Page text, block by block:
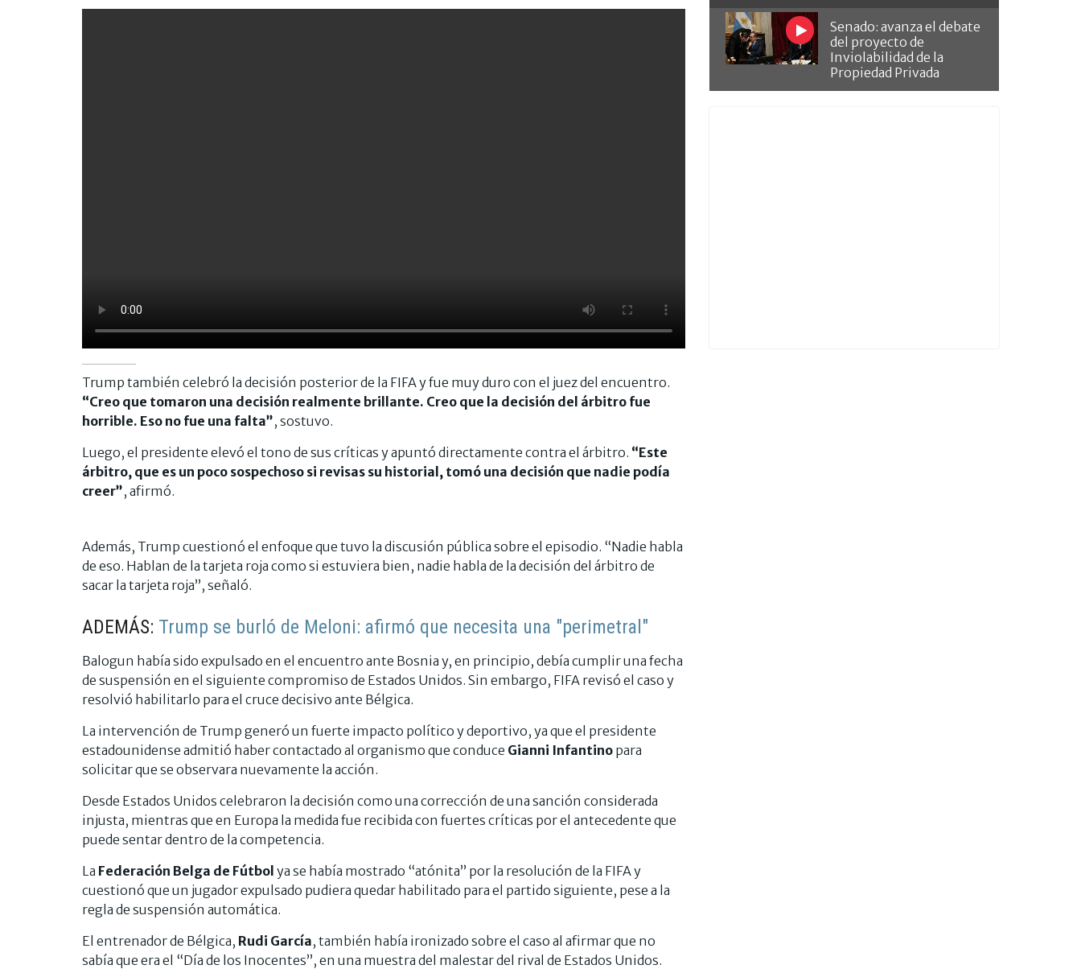
Trump también celebró la decisión posterior de la FIFA y fue muy duro con el juez del encuentro.
“Creo que tomaron una decisión realmente brillante. Creo que la decisión del árbitro fue
horrible. Eso no fue una falta”, sostuvo.
Luego, el presidente elevó el tono de sus críticas y apuntó directamente contra el árbitro. “Este
árbitro, que es un poco sospechoso si revisas su historial, tomó una decisión que nadie podía
creer”, afirmó.
Además, Trump cuestionó el enfoque que tuvo la discusión pública sobre el episodio. “Nadie habla
de eso. Hablan de la tarjeta roja como si estuviera bien, nadie habla de la decisión del árbitro de
sacar la tarjeta roja”, señaló.
ADEMÁS: Trump se burló de Meloni: afirmó que necesita una "perimetral"
Balogun había sido expulsado en el encuentro ante Bosnia y, en principio, debía cumplir una fecha
de suspensión en el siguiente compromiso de Estados Unidos. Sin embargo, FIFA revisó el caso y
resolvió habilitarlo para el cruce decisivo ante Bélgica.
La intervención de Trump generó un fuerte impacto político y deportivo, ya que el presidente
estadounidense admitió haber contactado al organismo que conduce Gianni Infantino para
solicitar que se observara nuevamente la acción.
Desde Estados Unidos celebraron la decisión como una corrección de una sanción considerada
injusta, mientras que en Europa la medida fue recibida con fuertes críticas por el antecedente que
puede sentar dentro de la competencia.
La Federación Belga de Fútbol ya se había mostrado “atónita” por la resolución de la FIFA y
cuestionó que un jugador expulsado pudiera quedar habilitado para el partido siguiente, pese a la
regla de suspensión automática.
El entrenador de Bélgica, Rudi García, también había ironizado sobre el caso al afirmar que no
sabía que era el “Día de los Inocentes”, en una muestra del malestar del rival de Estados Unidos.
Senado: avanza el debate
del proyecto de
Inviolabilidad de la
Propiedad Privada